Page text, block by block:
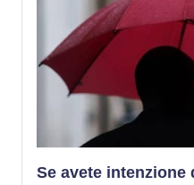
Se avete intenzione